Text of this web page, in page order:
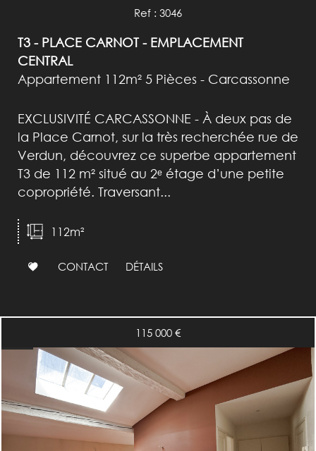
Ref : 3046
T3 - PLACE CARNOT - EMPLACEMENT
CENTRAL
Appartement 112m² 5 Pièces - Carcassonne
EXCLUSIVITÉ CARCASSONNE - À deux pas de
la Place Carnot, sur la très recherchée rue de
Verdun, découvrez ce superbe appartement
T3 de 112 m² situé au 2ᵉ étage d’une petite
copropriété. Traversant...
112m²
CONTACT DÉTAILS
115 000 €